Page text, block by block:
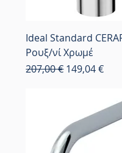
Ideal Standard
Ρουξ/νί Χρωμέ
Κανονική τιμή
207,00 € Τιμή
149,04 €